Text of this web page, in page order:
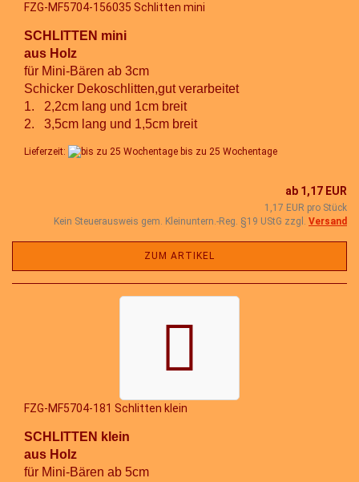
FZG-MF5704-156035 Schlitten mini
SCHLITTEN mini
aus Holz
für Mini-Bären ab 3cm
Schicker Dekoschlitten,gut verarbeitet
1. 2,2cm lang und 1cm breit
2. 3,5cm lang und 1,5cm breit
Lieferzeit: bis zu 25 Wochentage
ab 1,17 EUR
1,17 EUR pro Stück
Kein Steuerausweis gem. Kleinuntern.-Reg. §19 UStG zzgl. Versand
ZUM ARTIKEL
FZG-MF5704-181 Schlitten klein
SCHLITTEN klein
aus Holz
für Mini-Bären ab 5cm